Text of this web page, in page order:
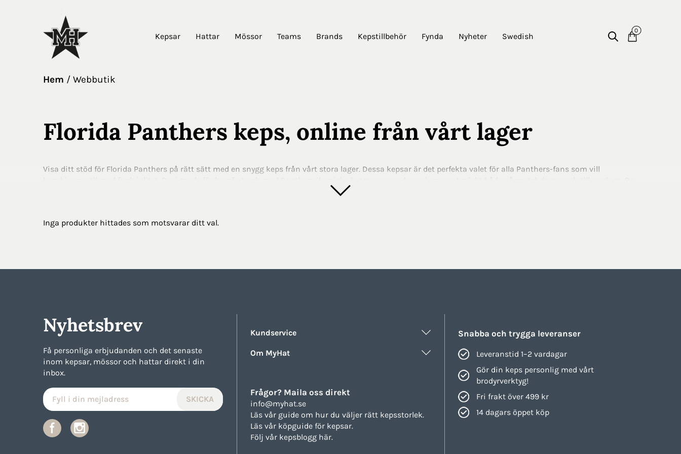
Kepsar Hattar Mössor Teams Brands Kepstillbehör Fynda Nyheter Swedish
0
Hem Webbutik
Florida Panthers keps, online från vårt lager
Visa ditt stöd för Florida Panthers på rätt sätt med en snygg keps från vårt stora lager. Dessa kepsar är det perfekta valet för alla Panthers-fans som vill
är tillverkade av högkvalitativa material som håller dig bekväm och cool. Perfekt för dig som vill visa din laganda och samtidigt se bra ut. Köp din Panthers keps
Inga produkter hittades som motsvarar ditt val.
Nyhetsbrev
Få personliga erbjudanden och det senaste
inom kepsar, mössor och hattar direkt i din
inbox.
Kundservice
Om MyHat
Frågor? Maila oss direkt
info@myhat.se
Läs vår guide om hur du väljer rätt kepsstorlek.
Läs vår köpguide för kepsar.
Följ vår kepsblogg här.
Snabba och trygga leveranser
Leveranstid 1–2 vardagar
Gör din keps personlig med vårt
brodyrverktyg!
Fri frakt över 499 kr
14 dagars öppet köp